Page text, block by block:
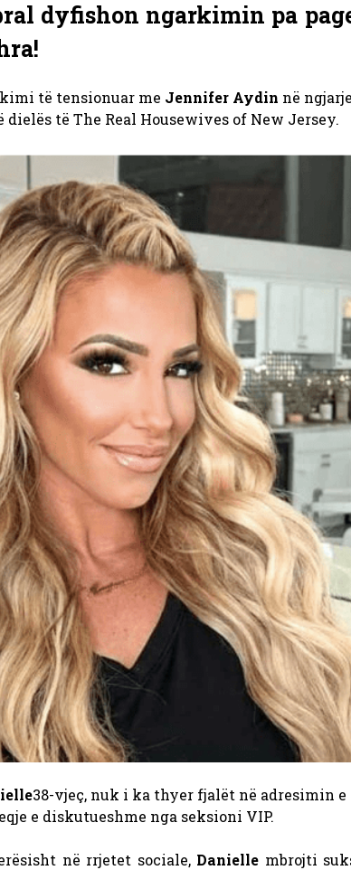
dyfishon ngarkimin pa
të tensionuar me Jennifer Aydin në
të The Real Housewives of New Jersey.
38-vjeç, nuk i ka thyer fjalët në adresimin e
e diskutueshme nga seksioni VIP.
në rrjetet sociale, Danielle mbrojti